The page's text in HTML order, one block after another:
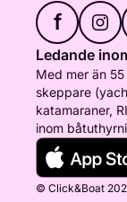
f
Ledande
Med mer än
skeppare
katamaraner,
inom
© Click&Boat